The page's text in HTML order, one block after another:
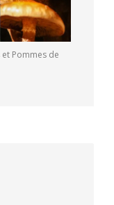
Pommes de